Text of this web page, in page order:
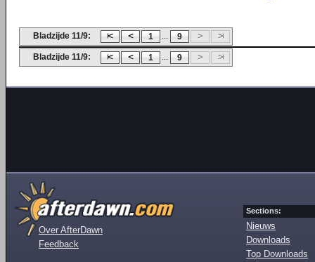
Bladzijde 11/9: 1 ... 9
Bladzijde 11/9: 1 ... 9
Over AfterDawn
Feedback
Sections:
Nieuws
Downloads
Top Downloads